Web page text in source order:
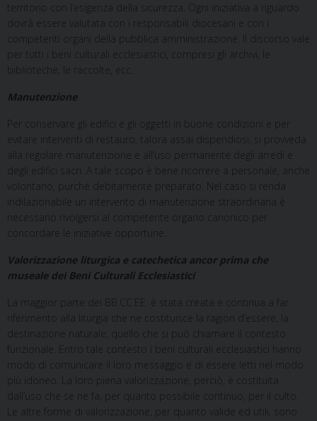
territorio con l’esigenza della sicurezza. Ogni iniziativa a riguardo
dovrà essere valutata con i responsabili diocesani e con i
competenti organi della pubblica amministrazione. Il discorso vale
per tutti i beni culturali ecclesiastici, compresi gli archivi, le
biblioteche, le raccolte, ecc.
Manutenzione
Per conservare gli edifici e gli oggetti in buone condizioni e per
evitare interventi di restauro, talora assai dispendiosi, si provveda
alla regolare manutenzione e all’uso permanente degli arredi e
degli edifici sacri. A tale scopo è bene ricorrere a personale, anche
volontario, purché debitamente preparato. Nel caso si renda
indilazionabile un intervento di manutenzione straordinaria è
necessario rivolgersi al competente organo canonico per
concordare le iniziative opportune.
Valorizzazione liturgica e catechetica ancor prima che
museale dei Beni Culturali Ecclesiastici
La maggior parte dei BB.CC.EE. è stata creata e continua a far
riferimento alla liturgia che ne costituisce la ragion d’essere, la
destinazione naturale, quello che si può chiamare il contesto
funzionale. Entro tale contesto i beni culturali ecclesiastici hanno
modo di comunicare il loro messaggio e di essere letti nel modo
più idoneo. La loro piena valorizzazione, perciò, è costituita
dall’uso che se ne fa, per quanto possibile continuo, per il culto.
Le altre forme di valorizzazione, per quanto valide ed utili, sono